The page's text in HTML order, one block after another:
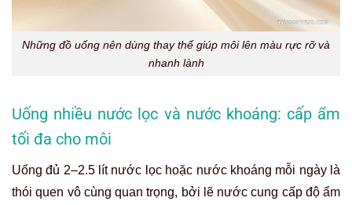
Những đồ uống nên dùng thay thế giúp môi lên màu rực rỡ và
nhanh lành
Uống nhiều nước lọc và nước khoáng: cấp ẩm
tối đa cho môi
Uống đủ 2–2.5 lít nước lọc hoặc nước khoáng mỗi ngày là
thói quen vô cùng quan trọng, bởi lẽ nước cung cấp độ ẩm